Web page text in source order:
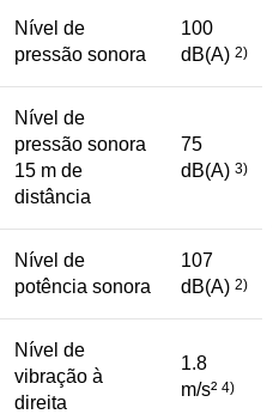
Nível de
pressão sonora
100
dB(A) 2)
Nível de
pressão sonora
15 m de
distância
75
dB(A) 3)
Nível de
potência sonora
107
dB(A) 2)
Nível de
vibração à
direita
1.8
m/s² 4)